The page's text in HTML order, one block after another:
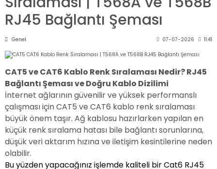
RJ45 Bağlantı Şeması
Genel 07-07-2026 11:41
CAT5 ve CAT6 Kablo Renk Sıralaması Nedir? RJ45
Bağlantı Şeması ve Doğru Kablo Dizilimi
İnternet ağlarının güvenilir ve yüksek performanslı
çalışması için CAT5 ve CAT6 kablo renk sıralaması
büyük önem taşır. Ağ kablosu hazırlarken yapılan en
küçük renk sıralama hatası bile bağlantı sorunlarına,
düşük veri aktarım hızına ve iletişim kesintilerine neden
olabilir.
Bu yüzden yapacağınız işlemde kaliteli bir Cat6 RJ45